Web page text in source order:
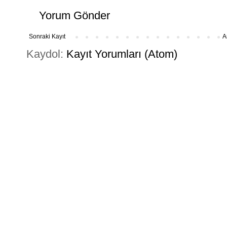
Yorum Gönder
Sonraki Kayıt
Kaydol: Kayıt Yorumları (Atom)